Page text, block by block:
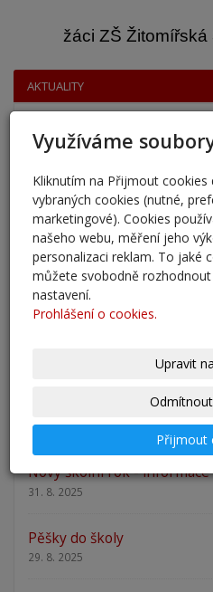
žáci ZŠ Žitomířská
AKTUALITY
5. 6. 2026
Přestup žáků do 6. ročníku
rok 2026/202
25. 5. 2026
Odlišná organizace
27. 2. 2026
14. 1. 2026
Nový školní rok - informace
31. 8. 2025
Pěšky do školy
29. 8. 2025
Využíváme
Kliknutím na Přijmout cookies
vybraných cookies (nutné,
marketingové). Cookies
našeho webu, měření jeho
personalizaci reklam. To jaké
můžete svobodně
nastavení.
Prohlášení o cookies.
Upravit
Přijmout